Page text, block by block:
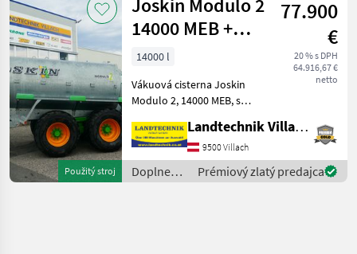
polievanie
/
Vogelsang
Použitý stroj
Joskin Modulo 2
14000 MEB +
Pendislide
105/42 PS1
77.900
€
20 % s DPH
64.916,67 €
netto
14000 l
Vákuová cisterna Joskin
Modulo 2, 14000 MEB, s
tandemovou nápravou, s
hydraulickou nápravou, s
pneumatikami: 650/55R26,
5, pneumatické brzdy,
Landtechnik Villach GmbH
9500 Villach
Doplnenie
živin a
Prémiový zlatý predajca